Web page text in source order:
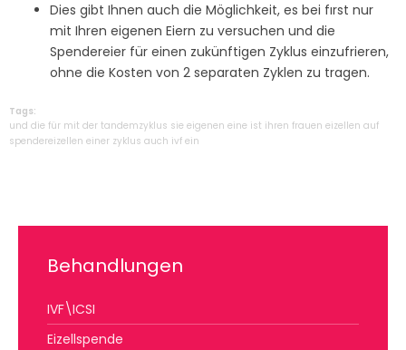
Dies gibt Ihnen auch die Möglichkeit, es bei fırst nur
mit Ihren eigenen Eiern zu versuchen und die
Spendereier für einen zukünftigen Zyklus einzufrieren,
ohne die Kosten von 2 separaten Zyklen zu tragen.
Tags:
und die für mit der tandemzyklus sie eigenen eine ist ihren frauen eizellen auf
spendereizellen einer zyklus auch ivf ein
Behandlungen
IVF\ICSI
Eizellspende